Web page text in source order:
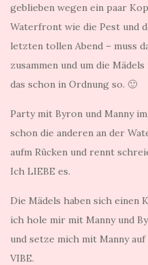
geblieben wegen ein paar
Waterfront wie die Pest und
letzten tollen Abend – muss
zusammen und um die
das schon in Ordnung so. 🙂
Party mit Byron und Manny
schon die anderen an der
aufm Rücken und rennt
Ich LIEBE es.
Die Mädels haben sich einen
ich hole mir mit Manny und
und setze mich mit Manny auf
VIBE.